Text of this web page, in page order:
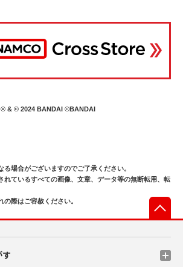
® & © 2024 BANDAI ©BANDAI
る場合がございますのでご了承ください。
れているすべての画像、文章、データ等の無断転用、転
際はご容赦ください。
す